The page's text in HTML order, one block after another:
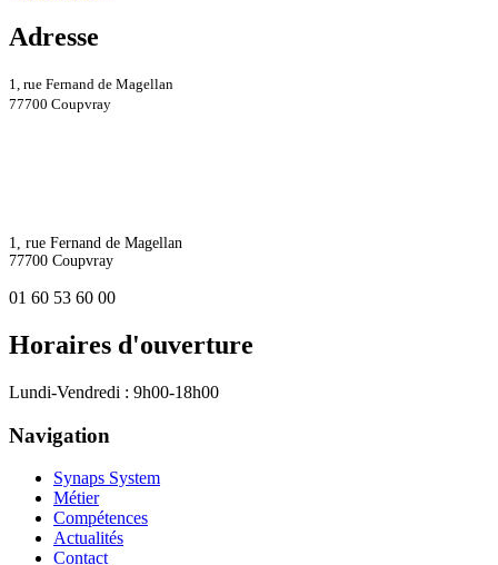
Adresse
1, rue Fernand de Magellan
77700 Coupvray
1, rue Fernand de Magellan
77700 Coupvray
01 60 53 60 00
Horaires d'ouverture
Lundi-Vendredi : 9h00-18h00
Navigation
Synaps System
Métier
Compétences
Actualités
Contact